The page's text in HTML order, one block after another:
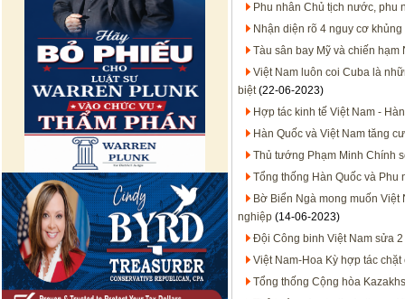
Phu nhân Chủ tịch nước, phu
Nhận diện rõ 4 nguy cơ
Tàu sân bay Mỹ và chiến hạm
Việt Nam luôn coi Cuba là
biệt(22-06-2023)
Hợp tác kinh tế Việt Nam -
Hàn Quốc và Việt Nam tăng
Thủ tướng Phạm Minh Chính
Tổng thống Hàn Quốc và Phu
Bờ Biển Ngà mong muốn
nghiệp (14-06-2023)
Đội Công binh Việt Nam sửa
Việt Nam-Hoa Kỳ hợp tác
Tổng thống Cộng hòa